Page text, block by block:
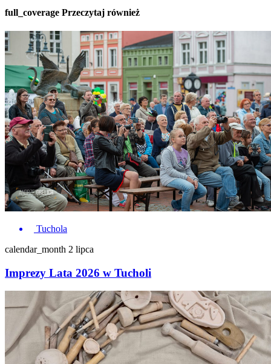
full_coverage Przeczytaj również
Tuchola
calendar_month 2 lipca
Imprezy Lata 2026 w Tucholi